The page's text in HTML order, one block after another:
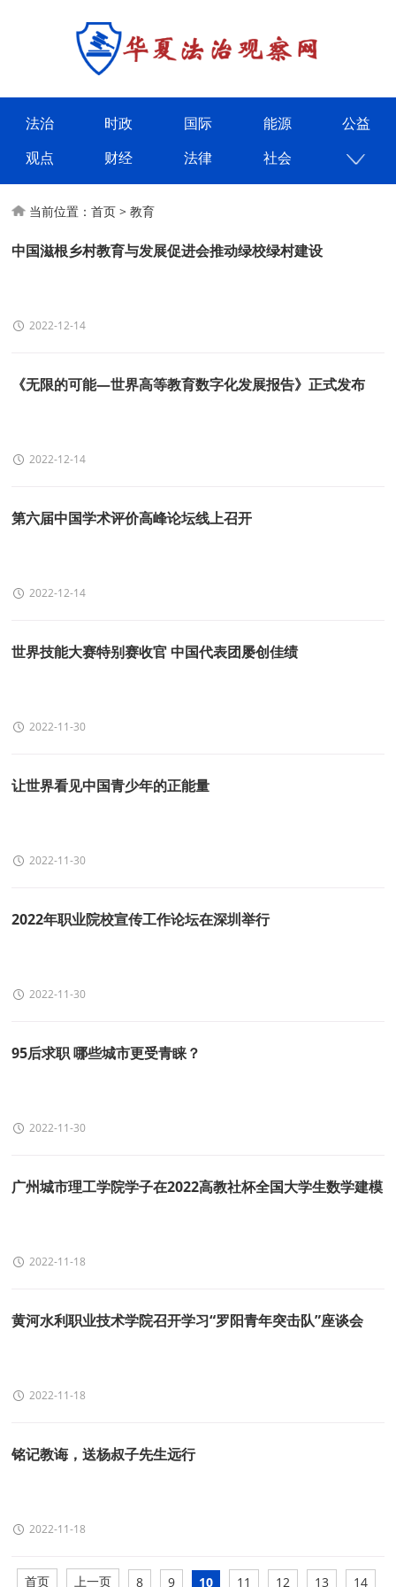
法治 时政 国际 能源
公益
观点
财经 法律 社会
当前位置：首页 >教育
中国滋根乡村教育与发展促进会推动绿校绿村建设
2022-12-14
《无限的可能—世界高等教育数字化发展报告》正式发布
2022-12-14
第六届中国学术评价高峰论坛线上召开
2022-12-14
世界技能大赛特别赛收官 中国代表团屡创佳绩
2022-11-30
让世界看见中国青少年的正能量
2022-11-30
2022年职业院校宣传工作论坛在深圳举行
2022-11-30
95后求职 哪些城市更受青睐？
2022-11-30
广州城市理工学院学子在2022高教社杯全国大学生数学建模
2022-11-18
黄河水利职业技术学院召开学习“罗阳青年突击队”座谈会
2022-11-18
铭记教诲，送杨叔子先生远行
2022-11-18
首页 上一页 8 9 10 11 12 13 14